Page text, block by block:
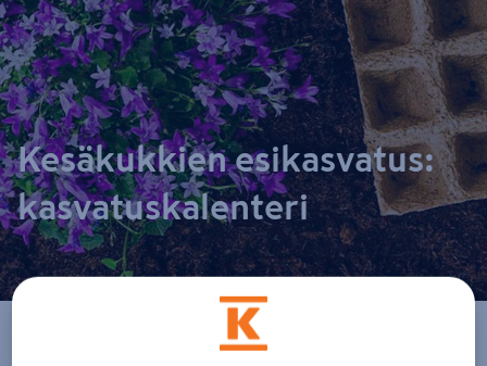
Kesäkukkien esikasvatus:
kasvatuskalenteri